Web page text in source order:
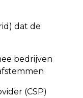
dat de
bedrijven
(CSP)